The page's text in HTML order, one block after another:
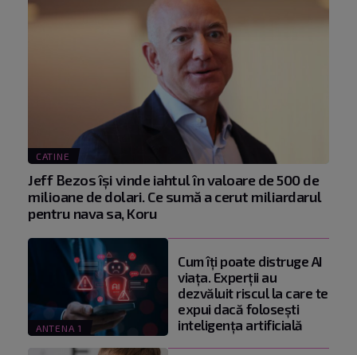
CATINE
Jeff Bezos își vinde iahtul în valoare de 500 de
milioane de dolari. Ce sumă a cerut miliardarul
pentru nava sa, Koru
ANTENA 1
Cum îți poate distruge AI
viața. Experții au
dezvăluit riscul la care te
expui dacă folosești
inteligența artificială